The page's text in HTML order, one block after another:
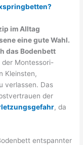
im Alltag
eine gute Wahl.
das Bodenbett
der Montessori-
Kleinsten,
verlassen. Das
der
, da
entspannter